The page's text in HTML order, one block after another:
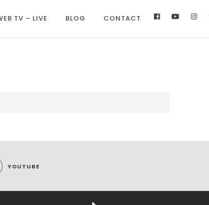
TV – LIVE BLOG CONTACT
YOUTUBE